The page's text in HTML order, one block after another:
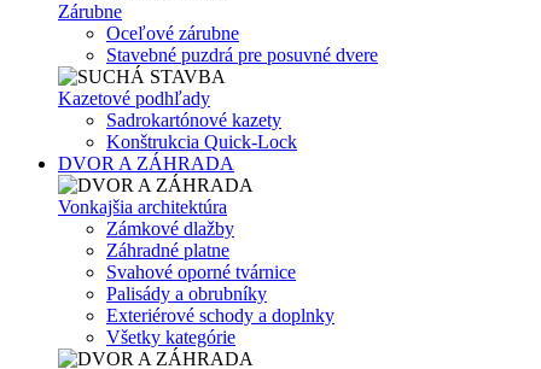
Zárubne
Oceľové zárubne
Stavebné puzdrá pre posuvné dvere
Kazetové podhľady
Sadrokartónové kazety
Konštrukcia Quick-Lock
DVOR A ZÁHRADA
Vonkajšia architektúra
Zámkové dlažby
Záhradné platne
Svahové oporné tvárnice
Palisády a obrubníky
Exteriérové schody a doplnky
Všetky kategórie